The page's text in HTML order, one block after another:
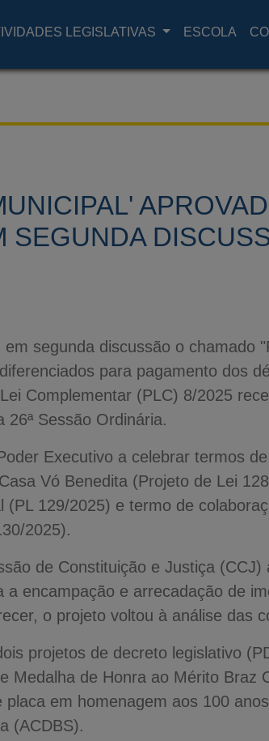
LEGISLATIVAS ESCOLA
SEGUNDA
segunda discussão o chamado
para pagamento dos
Complementar (PLC) 8/2025
Sessão Ordinária.
Executivo a celebrar termos
Vó Benedita (Projeto de Lei
129/2025) e termo de
2025).
de Constituição e Justiça (CCJ)
encampação e arrecadação de
o projeto voltou à análise das
projetos de decreto legislativo
Medalha de Honra ao Mérito Braz
em homenagem aos 100
(ACDBS).